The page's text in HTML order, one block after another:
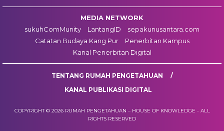
MEDIA NETWORK
sukuhComMunity
LantangID
sepakunusantara.com
Catatan Budaya Kang Pur
Penerbitan Kampus
Kanal Penerbitan Digital
TENTANG RUMAH PENGETAHUAN
KANAL PUBLIKASI DIGITAL
COPYRIGHT © 2026 RUMAH PENGETAHUAN – HOUSE OF KNOWLEDGE - ALL
RIGHTS RESERVED